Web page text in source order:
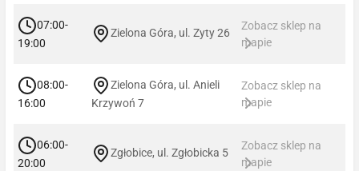
07:00-
19:00
Zielona Góra, ul. Zyty 26
Zobacz sklep na
mapie
08:00-
16:00
Zielona Góra, ul. Anieli
Krzywoń 7
Zobacz sklep na
mapie
06:00-
20:00
Zgłobice, ul. Zgłobicka 5
Zobacz sklep na
mapie